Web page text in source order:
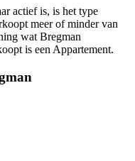
actief is, is het type
meer of minder van
wat Bregman
is een Appartement.